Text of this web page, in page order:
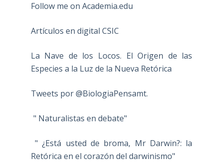
Follow me on Academia.edu
Artículos en digital CSIC
La Nave de los Locos. El Origen de las
Especies a la Luz de la Nueva Retórica
Tweets por @BiologiaPensamt.
" Naturalistas en debate"
" ¿Está usted de broma, Mr Darwin?: la
Retórica en el corazón del darwinismo"